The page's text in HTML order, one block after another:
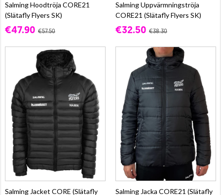
Salming Hoodtröja CORE21
(Slätafly Flyers SK)
€47.90 €57.50
Salming Uppvärmningströja
CORE21 (Slätafly Flyers SK)
€32.50 €38.30
Salming Jacket CORE (Slätafly
Salming Jacka CORE21 (Slätafly